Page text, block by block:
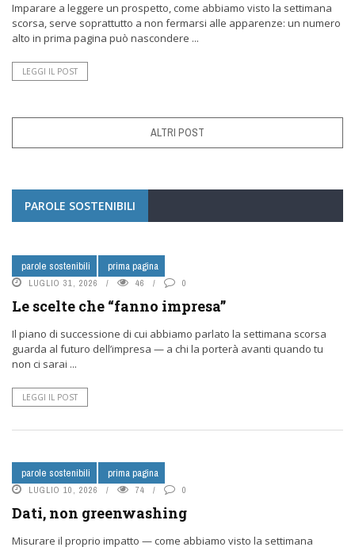
Imparare a leggere un prospetto, come abbiamo visto la settimana
scorsa, serve soprattutto a non fermarsi alle apparenze: un numero
alto in prima pagina può nascondere ...
LEGGI IL POST
ALTRI POST
PAROLE SOSTENIBILI
parole sostenibili prima pagina
LUGLIO 31, 2026 46 0
Le scelte che “fanno impresa”
Il piano di successione di cui abbiamo parlato la settimana scorsa
guarda al futuro dell’impresa — a chi la porterà avanti quando tu
non ci sarai ...
LEGGI IL POST
parole sostenibili prima pagina
LUGLIO 10, 2026 74 0
Dati, non greenwashing
Misurare il proprio impatto — come abbiamo visto la settimana